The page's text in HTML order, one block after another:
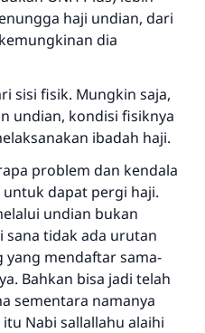
haji undian, dari
dia
sisi fisik. Mungkin saja,
undian, kondisi fisiknya
ibadah haji.
problem dan kendala
dapat pergi haji.
undian bukan
sana tidak ada urutan
yang mendaftar sama-
Bahkan bisa jadi telah
sementara namanya
Nabi sallallahu alaihi
suatu kebaikan,
pahala yang
melakukannya"